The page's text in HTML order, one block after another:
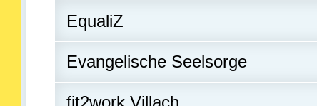
EqualiZ
Evangelische Seelsorge